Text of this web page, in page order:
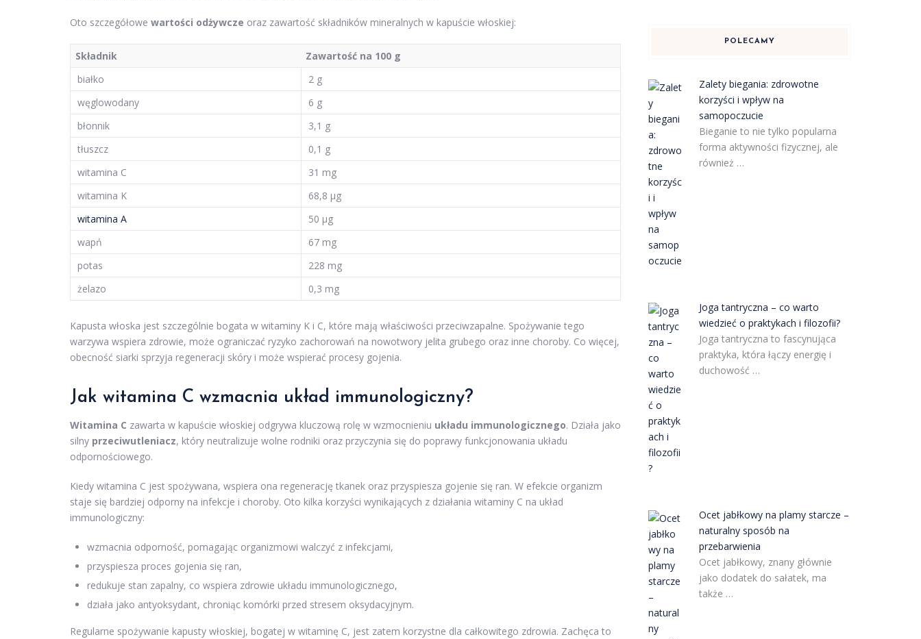
Oto szczegółowe wartości odżywcze oraz zawartość składników mineralnych w kapuście włoskiej:
Składnik
Zawartość na 100 g
białko
2 g
węglowodany
6 g
błonnik
3,1 g
tłuszcz
0,1 g
witamina C
31 mg
witamina K
68,8 μg
witamina A
50 μg
wapń
67 mg
potas
228 mg
żelazo
0,3 mg
Kapusta włoska jest szczególnie bogata w witaminy K i C, które mają właściwości przeciwzapalne. Spożywanie tego
warzywa wspiera zdrowie, może ograniczać ryzyko zachorowań na nowotwory jelita grubego oraz inne choroby. Co więcej,
obecność siarki sprzyja regeneracji skóry i może wspierać procesy gojenia.
Jak witamina C wzmacnia układ immunologiczny?
Witamina C zawarta w kapuście włoskiej odgrywa kluczową rolę w wzmocnieniu układu immunologicznego. Działa jako
silny przeciwutleniacz, który neutralizuje wolne rodniki oraz przyczynia się do poprawy funkcjonowania układu
odpornościowego.
Kiedy witamina C jest spożywana, wspiera ona regenerację tkanek oraz przyspiesza gojenie się ran. W efekcie organizm
staje się bardziej odporny na infekcje i choroby. Oto kilka korzyści wynikających z działania witaminy C na układ
immunologiczny:
wzmacnia odporność, pomagając organizmowi walczyć z infekcjami,
przyspiesza proces gojenia się ran,
redukuje stan zapalny, co wspiera zdrowie układu immunologicznego,
działa jako antyoksydant, chroniąc komórki przed stresem oksydacyjnym.
Regularne spożywanie kapusty włoskiej, bogatej w witaminę C, jest zatem korzystne dla całkowitego zdrowia. Zachęca to
POLECAMY
Zalety biegania: zdrowotne
korzyści i wpływ na
samopoczucie
Bieganie to nie tylko popularna
forma aktywności fizycznej, ale
również …
Joga tantryczna – co warto
wiedzieć o praktykach i filozofii?
Joga tantryczna to fascynująca
praktyka, która łączy energię i
duchowość …
Ocet jabłkowy na plamy starcze –
naturalny sposób na
przebarwienia
Ocet jabłkowy, znany głównie
jako dodatek do sałatek, ma
także …